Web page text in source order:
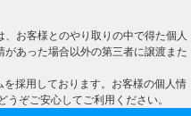
お客様とのやり取りの中で得た個人
あった場合以外の第三者に譲渡また
採用しております。お客様の個人情
ぞご安心してご利用ください。